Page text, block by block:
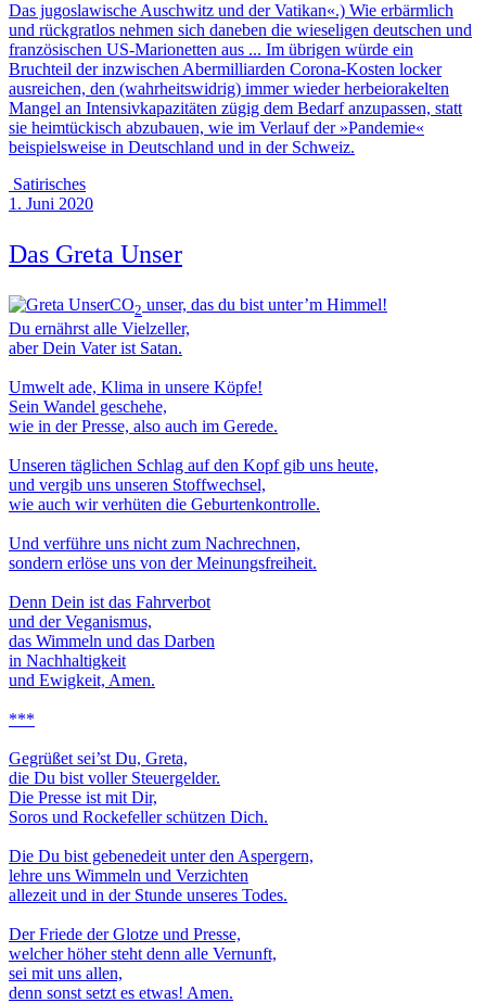
Das jugoslawische Auschwitz und der Vatikan«.) Wie erbärmlich
und rückgratlos nehmen sich daneben die wieseligen deutschen und
französischen US-Marionetten aus ... Im übrigen würde ein
Bruchteil der inzwischen Abermilliarden Corona-Kosten locker
ausreichen, den (wahrheitswidrig) immer wieder herbeiorakelten
Mangel an Intensivkapazitäten zügig dem Bedarf anzupassen, statt
sie heimtückisch abzubauen, wie im Verlauf der »Pandemie«
beispielsweise in Deutschland und in der Schweiz.
Satirisches
1. Juni 2020
Das Greta Unser
CO2 unser, das du bist unter’m Himmel!
Du ernährst alle Vielzeller,
aber Dein Vater ist Satan.
Umwelt ade, Klima in unsere Köpfe!
Sein Wandel geschehe,
wie in der Presse, also auch im Gerede.
Unseren täglichen Schlag auf den Kopf gib uns heute,
und vergib uns unseren Stoffwechsel,
wie auch wir verhüten die Geburtenkontrolle.
Und verführe uns nicht zum Nachrechnen,
sondern erlöse uns von der Meinungsfreiheit.
Denn Dein ist das Fahrverbot
und der Veganismus,
das Wimmeln und das Darben
in Nachhaltigkeit
und Ewigkeit, Amen.
***
Gegrüßet sei’st Du, Greta,
die Du bist voller Steuergelder.
Die Presse ist mit Dir,
Soros und Rockefeller schützen Dich.
Die Du bist gebenedeit unter den Aspergern,
lehre uns Wimmeln und Verzichten
allezeit und in der Stunde unseres Todes.
Der Friede der Glotze und Presse,
welcher höher steht denn alle Vernunft,
sei mit uns allen,
denn sonst setzt es etwas! Amen.